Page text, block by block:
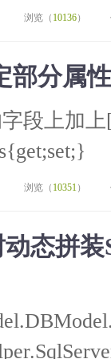
浏览（ 10136）
部分属
段上加
浏览（ 10351）
态拼